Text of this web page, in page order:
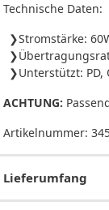
Technische Daten:
Stromstärke:
Unterstützt: PD,
ACHTUNG:
Artikelnummer:
Lieferumfang